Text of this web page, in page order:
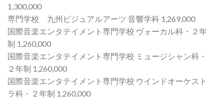
1,300,000
専門学校 九州ビジュアルアーツ 音響学科 1,269,000
国際音楽エンタテイメント専門学校 ヴォーカル科・２年
制 1,260,000
国際音楽エンタテイメント専門学校 ミュージシャン科・
２年制 1,260,000
国際音楽エンタテイメント専門学校 ウインドオーケスト
ラ科・２年制 1,260,000